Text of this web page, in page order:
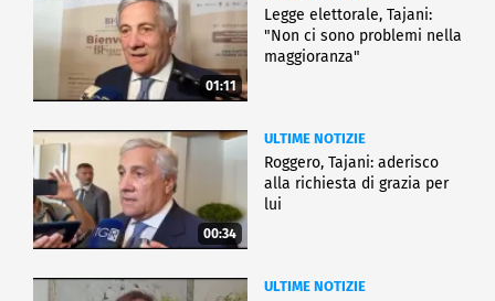
01:11
Legge elettorale, Tajani:
"Non ci sono problemi nella
maggioranza"
00:34
ULTIME NOTIZIE
Roggero, Tajani: aderisco
alla richiesta di grazia per
lui
ULTIME NOTIZIE